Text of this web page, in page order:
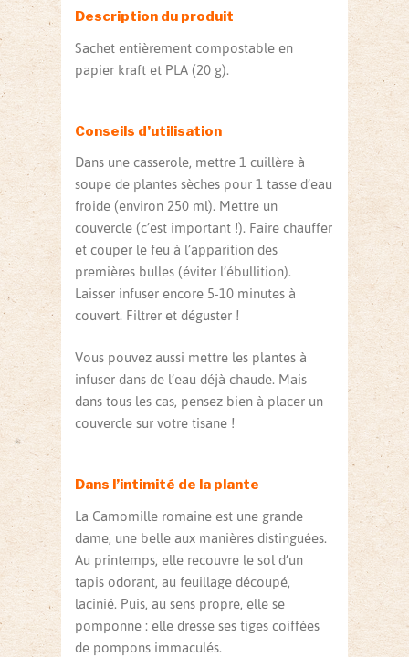
Description du produit
Sachet entièrement compostable en
papier kraft et PLA (20 g).
Conseils d’utilisation
Dans une casserole, mettre 1 cuillère à
soupe de plantes sèches pour 1 tasse d’eau
froide (environ 250 ml). Mettre un
couvercle (c’est important !). Faire chauffer
et couper le feu à l’apparition des
premières bulles (éviter l’ébullition).
Laisser infuser encore 5-10 minutes à
couvert. Filtrer et déguster !
Vous pouvez aussi mettre les plantes à
infuser dans de l’eau déjà chaude. Mais
dans tous les cas, pensez bien à placer un
couvercle sur votre tisane !
Dans l’intimité de la plante
La Camomille romaine est une grande
dame, une belle aux manières distinguées.
Au printemps, elle recouvre le sol d’un
tapis odorant, au feuillage découpé,
lacinié. Puis, au sens propre, elle se
pomponne : elle dresse ses tiges coiffées
de pompons immaculés.